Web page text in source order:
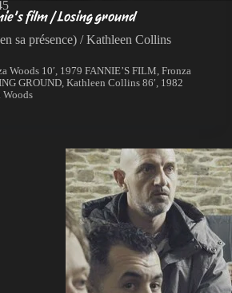
film / Losing ground
sa présence) / Kathleen Collins
Woods 10′, 1979 FANNIE’S FILM, Fronza
GROUND, Kathleen Collins 86′, 1982
Woods